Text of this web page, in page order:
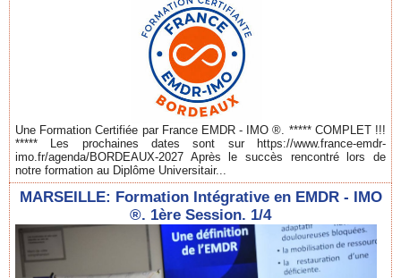
Une Formation Certifiée par France EMDR - IMO ®. ***** COMPLET !!!
***** Les prochaines dates sont sur https://www.france-emdr-
imo.fr/agenda/BORDEAUX-2027 Après le succès rencontré lors de
notre formation au Diplôme Universitair...
MARSEILLE: Formation Intégrative en EMDR - IMO
®. 1ère Session. 1/4